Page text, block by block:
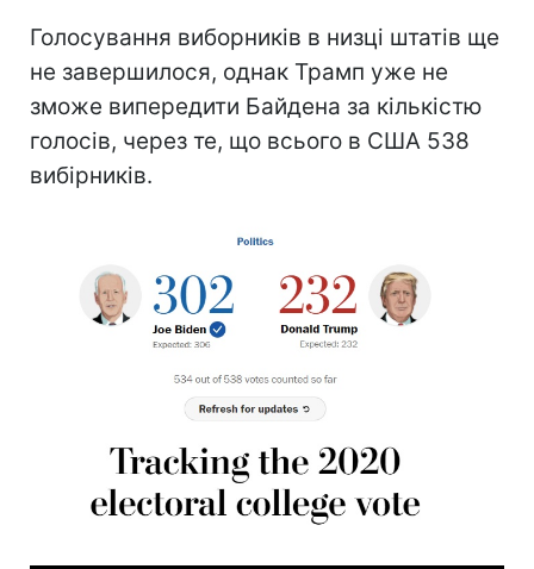
Голосування виборників в низці штатів ще
не завершилося, однак Трамп уже не
зможе випередити Байдена за кількістю
голосів, через те, що всього в США 538
вибірників.